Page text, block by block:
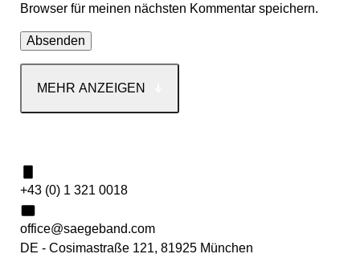
Browser für meinen nächsten Kommentar speichern.
MEHR ANZEIGEN
+43 (0) 1 321 0018
office@saegeband.com
DE - Cosimastraße 121, 81925 München